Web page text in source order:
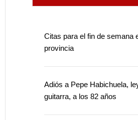
Citas para el fin de semana
provincia
Adiós a Pepe Habichuela,
guitarra, a los 82 años